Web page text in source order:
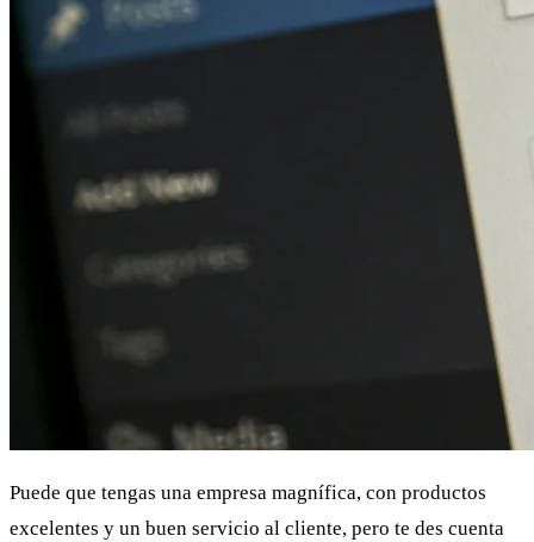
Puede que tengas una empresa magnífica, con productos
excelentes y un buen servicio al cliente, pero te des cuenta